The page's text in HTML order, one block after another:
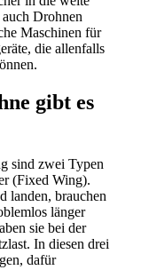
Drohnen
Maschinen für
die allenfalls
gibt es
sind zwei Typen
(Fixed Wing).
landen, brauchen
länger
sie bei der
In diesen drei
dafür